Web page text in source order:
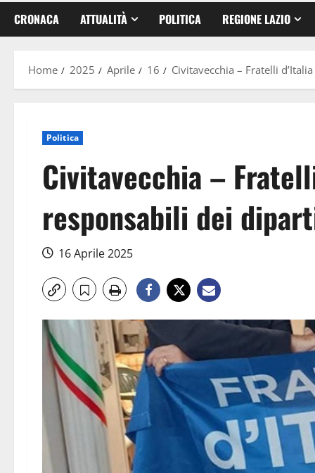
CRONACA ATTUALITÀ POLITICA REGIONE LAZIO
Home 2025 Aprile 16 Civitavecchia – Fratelli
Politica
Civitavecchia –
responsabili dei
16 Aprile 2025